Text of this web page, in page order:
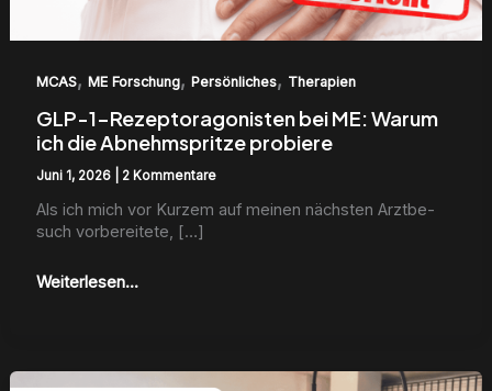
MCAS,ME Forschung,Persönliches, Therapien
GLP-1-Rezeptoragonisten bei ME: Warum
ich die Abnehmspritze probiere
Juni 1, 2026 2 Kommentare
Als ich mich vor Kurzem auf meinen näch­sten Arztbe­
such vor­bere­it­ete, […]
Weiterlesen...